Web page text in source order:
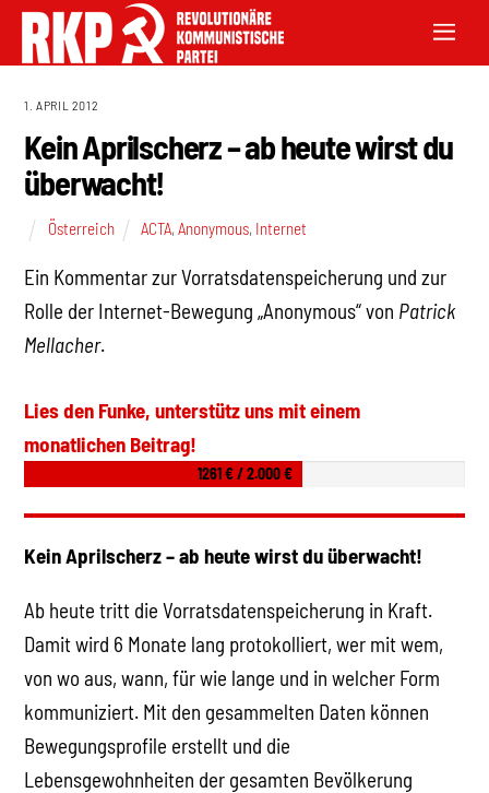
1. APRIL 2012
Kein Aprilscherz – ab heute wirst du
überwacht!
Österreich ACTA, Anonymous, Internet
Ein Kommentar zur Vorratsdatenspeicherung und zur
Rolle der Internet-Bewegung „Anonymous“ von Patrick
Mellacher.
Lies den Funke, unterstütz uns mit einem
monatlichen Beitrag!
1261 € / 2.000 €
Kein Aprilscherz – ab heute wirst du überwacht!
Ab heute tritt die Vorratsdatenspeicherung in Kraft.
Damit wird 6 Monate lang protokolliert, wer mit wem,
von wo aus, wann, für wie lange und in welcher Form
kommuniziert. Mit den gesammelten Daten können
Bewegungsprofile erstellt und die
Lebensgewohnheiten der gesamten Bevölkerung